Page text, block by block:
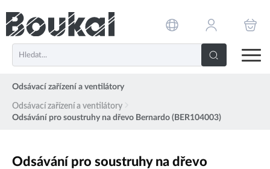
Odsávací zařízení a ventilátory
Odsávací zařízení a ventilátory
Odsávání pro soustruhy na dřevo Bernardo (BER104003)
Odsávání pro soustruhy na dřevo